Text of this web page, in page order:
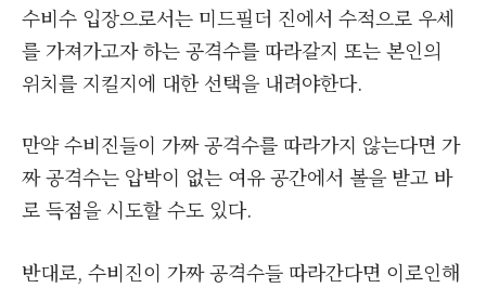
수비수 입장으로서는 미드필더 진에서 수적으로 우세
를 가져가고자 하는 공격수를 따라갈지 또는 본인의
위치를 지킬지에 대한 선택을 내려야한다.
만약 수비진들이 가짜 공격수를 따라가지 않는다면 가
짜 공격수는 압박이 없는 여유 공간에서 볼을 받고 바
로 득점을 시도할 수도 있다.
반대로, 수비진이 가짜 공격수들 따라간다면 이로인해